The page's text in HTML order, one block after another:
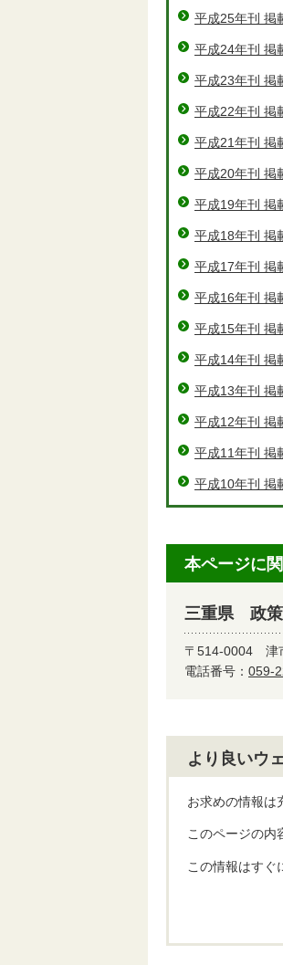
平成25年刊 掲
平成24年刊 掲
平成23年刊 掲
平成22年刊 掲
平成21年刊 掲
平成20年刊 掲
平成19年刊 掲
平成18年刊 掲
平成17年刊 掲
平成16年刊 掲
平成15年刊 掲
平成14年刊 掲
平成13年刊 掲
平成12年刊 掲
平成11年刊 掲
平成10年刊 掲
本ページに
三重県 政
〒514-0004 津
電話番号： 059-
より良いウ
お求めの情報は
このページの内
この情報はすぐ